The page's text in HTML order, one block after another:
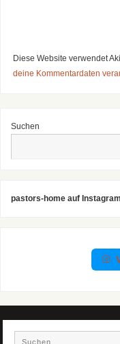
Diese Website verwendet
deine Kommentardaten
Suchen
pastors-home auf Instagram